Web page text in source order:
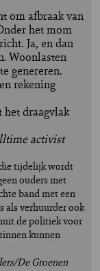
om afbraak van
het mom
Ja, en dan
Woonlasten
genereren.
rekening
het draagvlak
activist
tijdelijk wordt
ouders met
band met een
als verhuurder ook
de politiek voor
kunnen
De Groenen